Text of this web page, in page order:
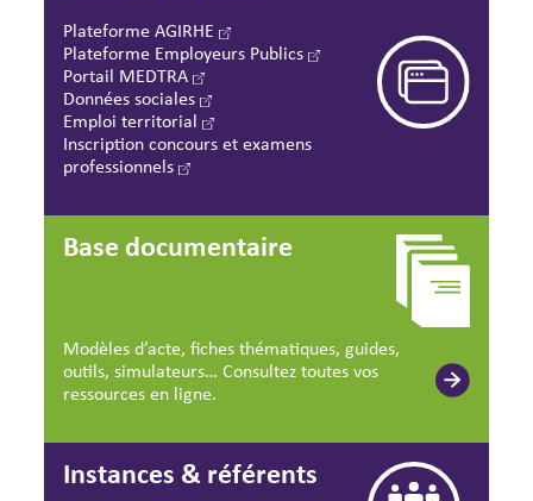
Plateforme AGIRHE
Plateforme Employeurs Publics
Portail MEDTRA
Données sociales
Emploi territorial
Inscription concours et examens
professionnels
Base documentaire
Modèles d’acte, fiches thématiques, guides,
outils, simulateurs… Consultez toutes vos
ressources en ligne.
Instances & référents